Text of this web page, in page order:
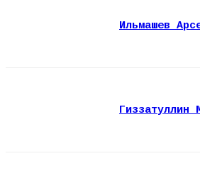
Ильмашев
Гиззатуллин